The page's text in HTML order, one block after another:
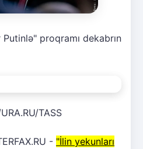
proqramı dekabrın
TASS
- "İlin yekunları